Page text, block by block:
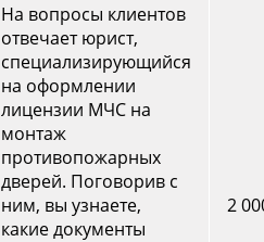
На вопросы клиентов
отвечает юрист,
специализирующийся
на оформлении
лицензии МЧС на
монтаж
противопожарных
дверей. Поговорив с
ним, вы узнаете,
какие документы
2